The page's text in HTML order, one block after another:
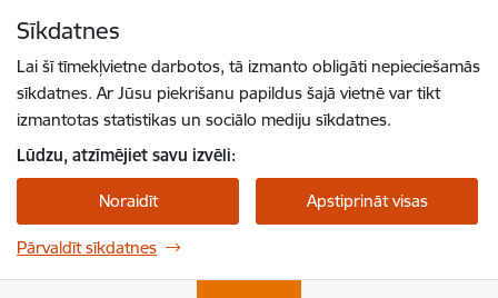
Sīkdatnes
Lai šī tīmekļvietne darbotos, tā izmanto obligāti nepieciešamās
sīkdatnes. Ar Jūsu piekrišanu papildus šajā vietnē var tikt
izmantotas statistikas un sociālo mediju sīkdatnes.
Lūdzu, atzīmējiet savu izvēli:
Noraidīt Apstiprināt visas
Pārvaldīt sīkdatnes